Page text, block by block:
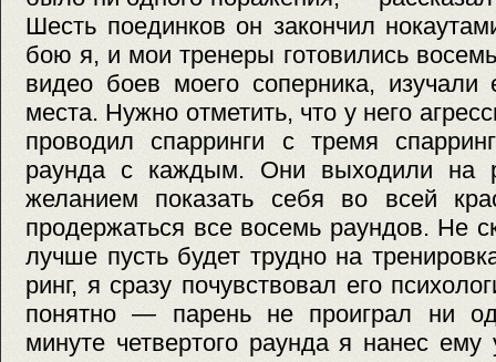
Шесть поединков он закончил
бою я, и мои тренеры готовились
видео боев моего соперника, изучали
места. Нужно отметить, что у него
проводил спарринги с тремя
раунда с каждым. Они выходили на
желанием показать себя во всей
продержаться все восемь раундов. Не
лучше пусть будет трудно на
ринг, я сразу почувствовал его
понятно — парень не проиграл ни
минуте четвертого раунда я нанес ему